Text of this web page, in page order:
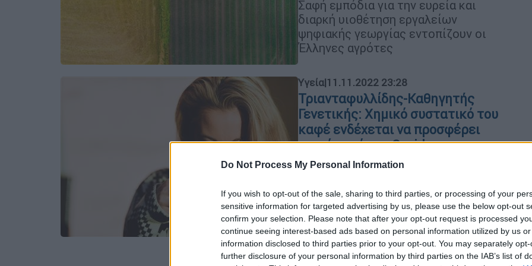
Do Not Process My Personal Information
If you wish to opt-out of the sale, sharing to third parties, or processing of your
sensitive information for targeted advertising by us, please use the below opt-out
confirm your selection. Please note that after your opt-out request is processed
continue seeing interest-based ads based on personal information utilized by us
information disclosed to third parties prior to your opt-out. You may separately
further disclosure of your personal information by third parties on the IAB’s list of
Σαφή εμπόδια για την ευρεία και
διαρκή υιοθέτηση εργαλείων
ψηφιακής γεωργίας εντοπίζουν οι
Έλληνες αγρότες
Υγεία|11.11.2022 23:28
Τριανταφυλλίδης-Καθηγητής
Γενετικής: Χημικό συστατικό του
καφέ ενδέχεται να προσφέρει
ανοσία από την Covid
Ένα φλιτζάνι καφέ μειώνει τη
στόχο του, μειώνοντας συνεπώς την
πιθανότητα μόλυνσης από τον SARS
CoV-2.